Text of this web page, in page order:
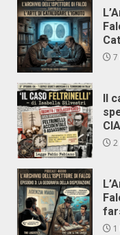
7
Il
CIA
2